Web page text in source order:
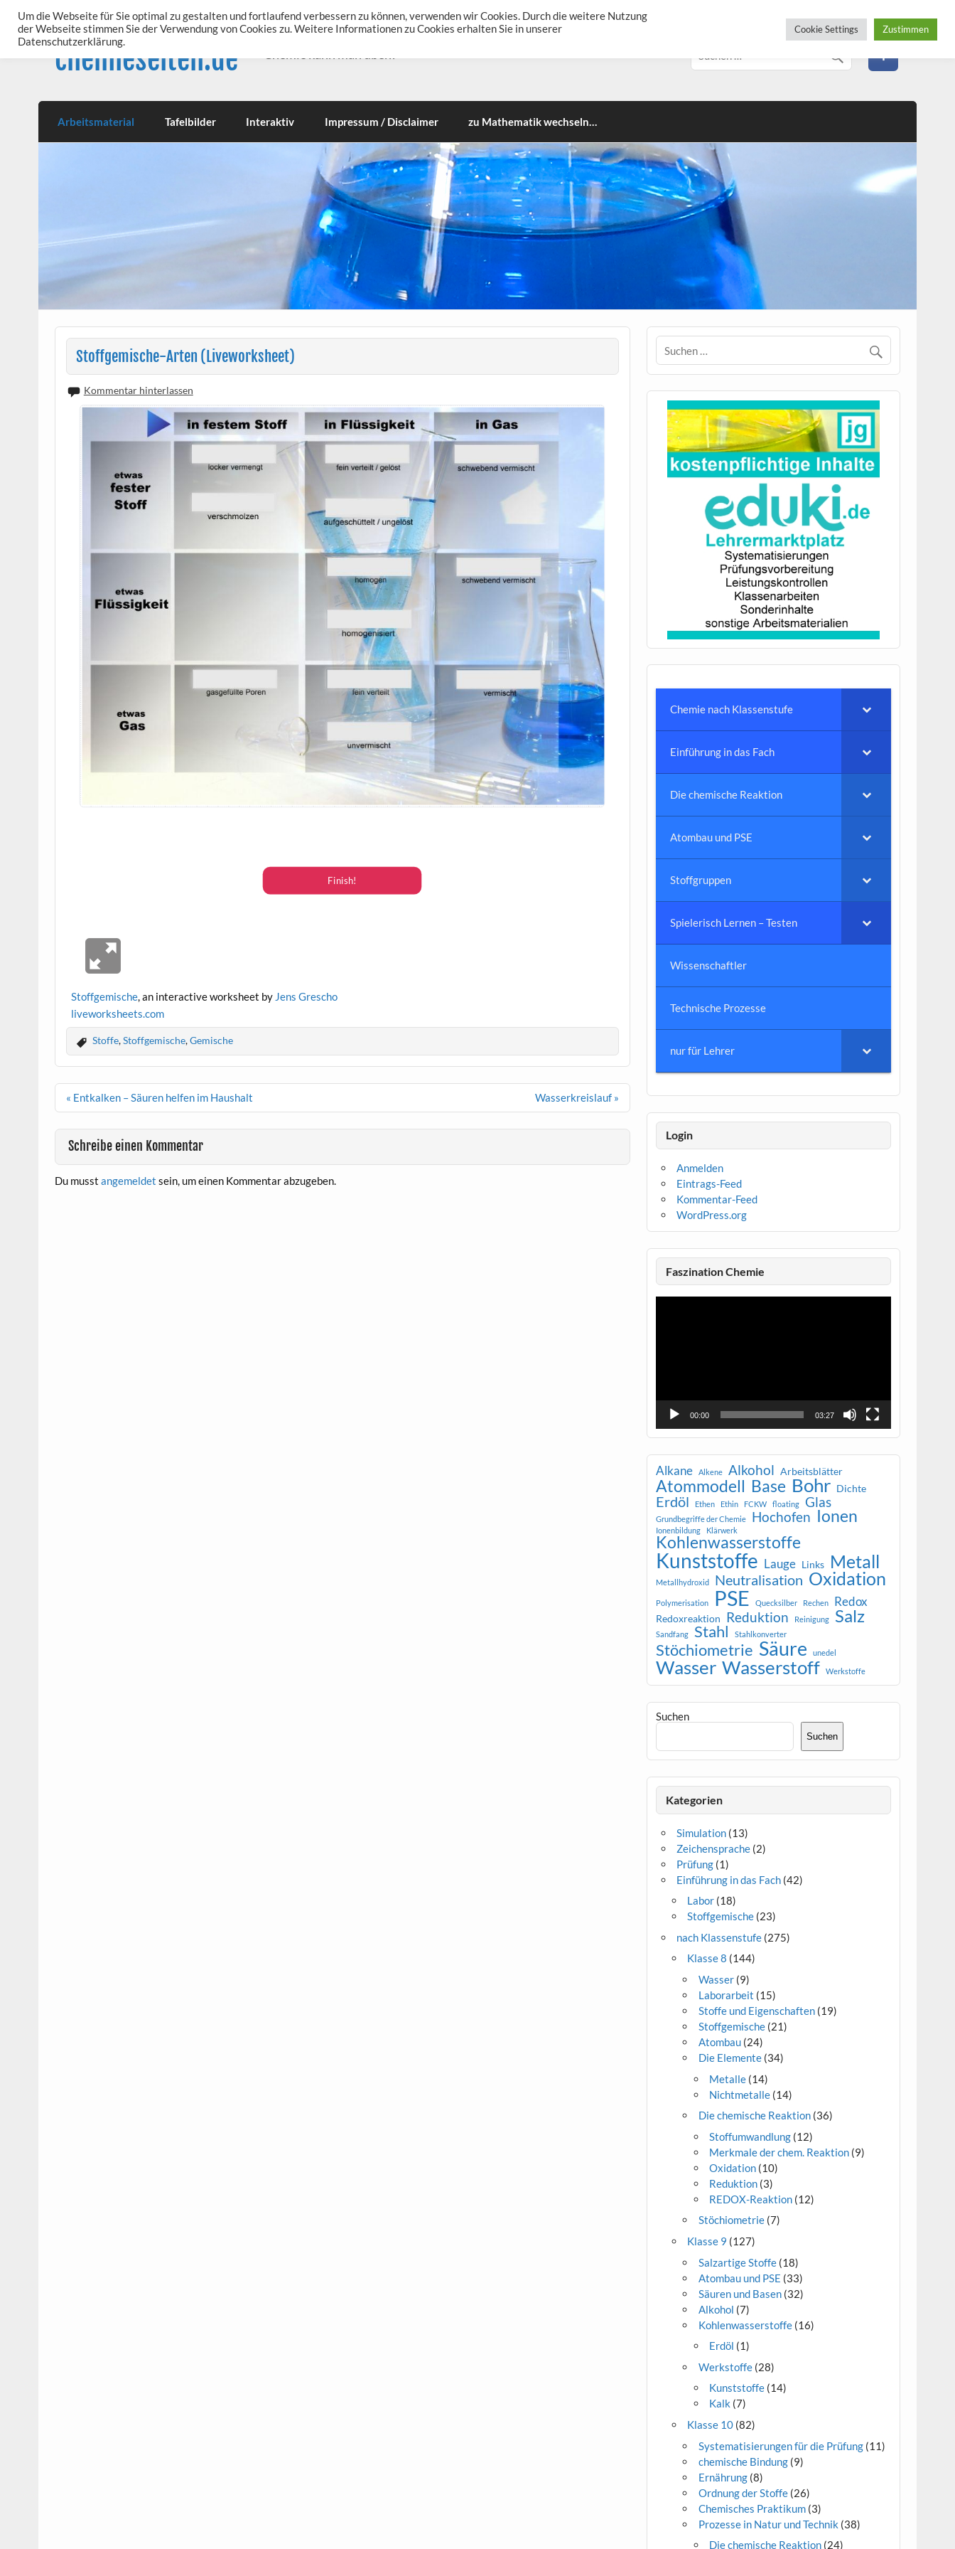
content
chemieseiten.de
Arbeitsmaterial Tafelbilder Interaktiv Impressum / Disclaimer zu Mathematik wechseln…
Stoffgemische-Arten (Liveworksheet)
Kommentar hinterlassen
Stoffgemische, an interactive worksheet by Jens Grescho
liveworksheets.com
Stoffe,Stoffgemische,Gemische
Beitragsnavigation
« Entkalken – Säuren helfen im Haushalt Wasserkreislauf »
Schreibe einen Kommentar
Du musst angemeldet sein, um einen Kommentar abzugeben.
Chemie nach Klassenstufe
Einführung in das Fach
Die chemische Reaktion
Atombau und PSE
Stoffgruppen
Spielerisch Lernen – Testen
Wissenschaftler
Technische Prozesse
nur für Lehrer
Login
Anmelden
Eintrags-Feed
Kommentar-Feed
WordPress.org
Faszination Chemie
Video-
00:00 03:27
Alkane Alkene Alkohol Arbeitsblätter
Atommodell Base Bohr Dichte
Erdöl Ethen Ethin FCKW floating Glas
Grundbegriffe der Chemie Hochofen Ionen
Ionenbildung Klärwerk
Kohlenwasserstoffe
Kunststoffe Lauge Links Metall
Metallhydroxid Neutralisation Oxidation
Polymerisation PSE Quecksilber Rechen Redox
Redoxreaktion Reduktion Reinigung Salz
Sandfang Stahl Stahlkonverter
Stöchiometrie Säure unedel
Wasser Wasserstoff Werkstoffe
Suchen
Suchen
Kategorien
Simulation (13)
Zeichensprache (2)
Prüfung (1)
Einführung in das Fach (42)
Labor (18)
Stoffgemische (23)
nach Klassenstufe (275)
Klasse 8 (144)
Wasser(9)
Laborarbeit (15)
Stoffe und Eigenschaften(19)
Stoffgemische(21)
Atombau(24)
Die Elemente(34)
Metalle(14)
Nichtmetalle(14)
Die chemische Reaktion(36)
Stoffumwandlung(12)
Merkmale der chem. Reaktion(9)
Oxidation(10)
Reduktion(3)
REDOX-Reaktion(12)
Stöchiometrie(7)
Klasse 9 (127)
Salzartige Stoffe(18)
Atombau und PSE (33)
Säuren und Basen(32)
Alkohol (7)
Kohlenwasserstoffe(16)
Erdöl (1)
Werkstoffe(28)
Kunststoffe(14)
Kalk (7)
Klasse 10 (82)
Systematisierungen für die Prüfung(11)
chemische Bindung(9)
Ernährung(8)
Ordnung der Stoffe(26)
Chemisches Praktikum(3)
Prozesse in Natur und Technik (38)
Die chemische Reaktion(24)
Um die Webseite für Sie optimal zu gestalten und fortlaufend verbessern zu können, verwenden wir Cookies. Durch die weitere Nutzung
der Webseite stimmen Sie der Verwendung von Cookies zu. Weitere Informationen zu Cookies erhalten Sie in unserer
Datenschutzerklärung.
Cookie Settings Zustimmen